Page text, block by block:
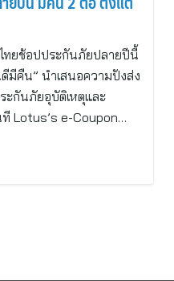
ทยช้อปประกันภัยปลายปีนี้
คืน” นำเสนอความปังส่ง
ะกันภัยอุบัติเหตุและ
Lotus’s e-Coupon…